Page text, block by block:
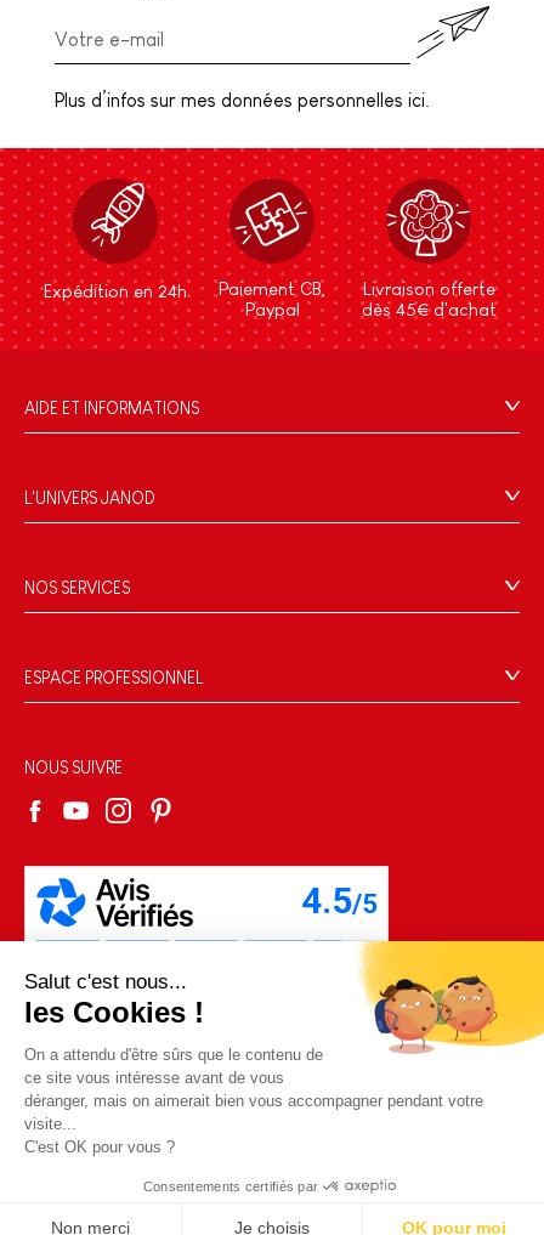
Salut c'est nous...
les Cookies !
On a attendu d'être sûrs que le contenu de
ce site vous intéresse avant de vous
déranger, mais on aimerait bien vous accompagner pendant votre
visite...
C'est OK pour vous ?
Consentements certifiés par
Non merci Je choisis OK pour moi
Plus d’infos sur mes données personnelles ici.
Expédition en 24h
Paiement CB,
Paypal
Livraison offerte
dès 45€ d'achat
AIDE ET INFORMATIONS
FAQ
Contact
Rappel Produits
Données personnelles
Gestion des cookies
L'UNIVERS JANOD
Le design
Blog Conseils d'Experts
Le FSC®, c'est quoi ?
Sélection de jouets par âge
Fiche environnementale
NOS SERVICES
Paiement
Livraison
Nos guides d'achat
Les pièces d'usure
ESPACE PROFESSIONNEL
Espace recrutement
NOUS SUIVRE
Copyright © 2026 Janod - Tous droits réservés -
Légales